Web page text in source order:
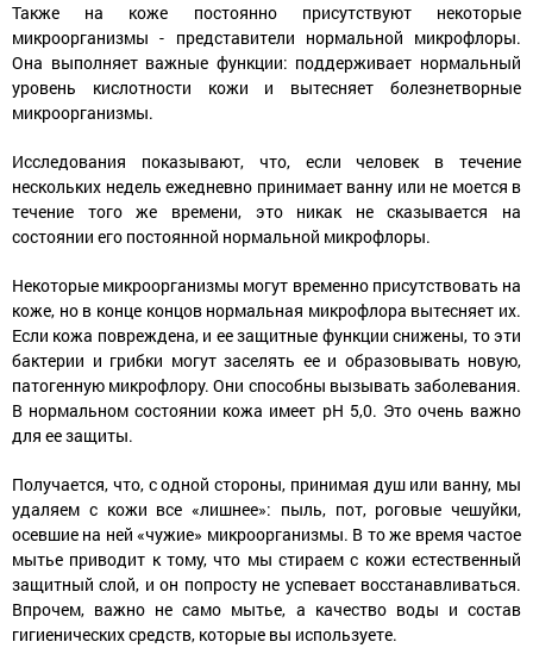
Также на коже постоянно присутствуют некоторые
микроорганизмы - представители нормальной микрофлоры.
Она выполняет важные функции: поддерживает нормальный
уровень кислотности кожи и вытесняет болезнетворные
микроорганизмы.
Исследования показывают, что, если человек в течение
нескольких недель ежедневно принимает ванну или не моется в
течение того же времени, это никак не сказывается на
состоянии его постоянной нормальной микрофлоры.
Некоторые микроорганизмы могут временно присутствовать на
коже, но в конце концов нормальная микрофлора вытесняет их.
Если кожа повреждена, и ее защитные функции снижены, то эти
бактерии и грибки могут заселять ее и образовывать новую,
патогенную микрофлору. Они способны вызывать заболевания.
В нормальном состоянии кожа имеет pH 5,0. Это очень важно
для ее защиты.
Получается, что, с одной стороны, принимая душ или ванну, мы
удаляем с кожи все «лишнее»: пыль, пот, роговые чешуйки,
осевшие на ней «чужие» микроорганизмы. В то же время частое
мытье приводит к тому, что мы стираем с кожи естественный
защитный слой, и он попросту не успевает восстанавливаться.
Впрочем, важно не само мытье, а качество воды и состав
гигиенических средств, которые вы используете.